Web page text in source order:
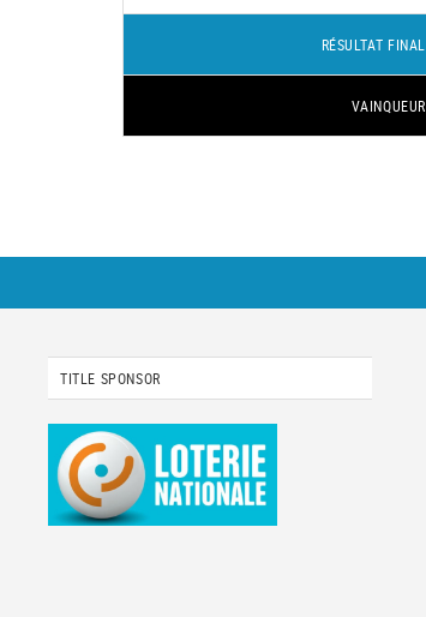
RÉSULTAT FINAL
VAINQUEUR
TITLE SPONSOR